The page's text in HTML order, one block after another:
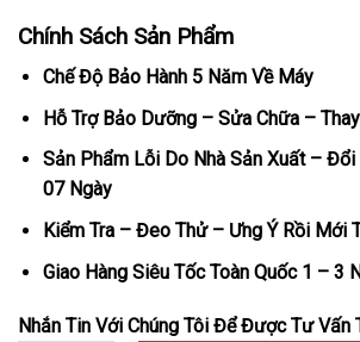
Chính Sách Sản Phẩm
Chế Độ Bảo Hành 5 Năm Về Máy
Hỗ Trợ Bảo Dưỡng – Sửa Chữa –
Sản Phẩm Lỗi Do Nhà Sản Xuất –
07 Ngày
Kiểm Tra – Đeo Thử – Ưng Ý Rồi Mới
Giao Hàng Siêu Tốc Toàn Quốc 1 – 3
Nhắn Tin Với Chúng Tôi Để Được Tư Vấn